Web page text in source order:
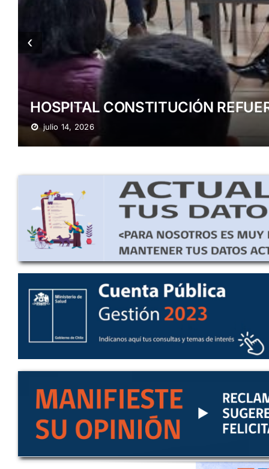
HOSPITAL CONSTITUCIÓN
julio 14, 2026
‹